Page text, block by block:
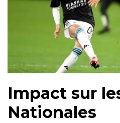
Impact sur
Nationales